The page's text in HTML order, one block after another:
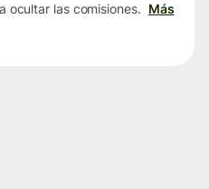
ocultar las comisiones. Más